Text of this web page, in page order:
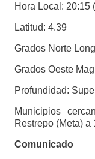
Hora Local: 20:15
Latitud: 4.39
Grados Norte
Grados Oeste
Profundidad:
Municipios
Restrepo (Meta) a
Comunicado